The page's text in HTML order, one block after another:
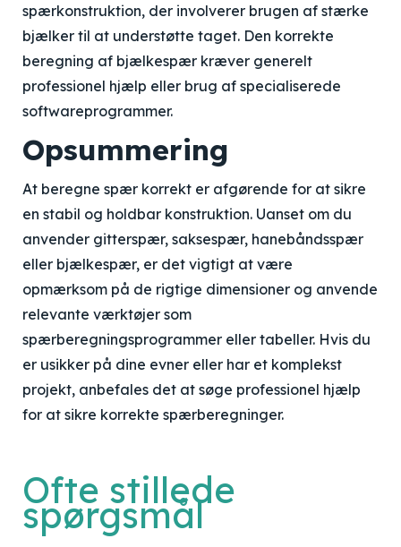
spærkonstruktion, der involverer brugen af stærke
bjælker til at understøtte taget. Den korrekte
beregning af bjælkespær kræver generelt
professionel hjælp eller brug af specialiserede
softwareprogrammer.
Opsummering
At beregne spær korrekt er afgørende for at sikre
en stabil og holdbar konstruktion. Uanset om du
anvender gitterspær, saksespær, hanebåndsspær
eller bjælkespær, er det vigtigt at være
opmærksom på de rigtige dimensioner og anvende
relevante værktøjer som
spærberegningsprogrammer eller tabeller. Hvis du
er usikker på dine evner eller har et komplekst
projekt, anbefales det at søge professionel hjælp
for at sikre korrekte spærberegninger.
Ofte stillede
spørgsmål